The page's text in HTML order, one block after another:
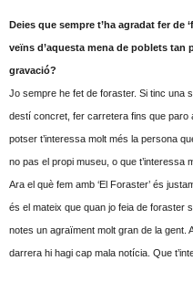
Deies que sempre t’ha agradat fer de
veïns d’aquesta mena de poblets tan
gravació?
Jo sempre he fet de foraster. Si tinc una
destí concret, fer carretera fins que paro
potser t’interessa molt més la persona
no pas el propi museu, o que t’interessa
Ara el què fem amb ‘El Foraster’ és
és el mateix que quan jo feia de foraster
notes un agraïment molt gran de la gent.
darrera hi hagi cap mala notícia. Que